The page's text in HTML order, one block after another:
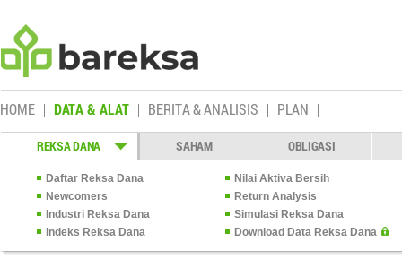
HOME DATA & ALAT BERITA & ANALISIS PLAN
REKSA DANA SAHAM OBLIGASI
Daftar Reksa Dana
Nilai Aktiva Bersih
Newcomers
Return Analysis
Industri Reksa Dana
Simulasi Reksa Dana
Indeks Reksa Dana
Download Data Reksa Dana